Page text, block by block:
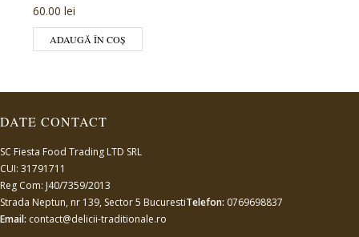
60.00 lei
ADAUGĂ ÎN COȘ
DATE CONTACT
SC Fiesta Food Trading LTD SRL
CUI: 31791711
Reg Com: J40/7359/2013
Strada Neptun, nr 139, Sector 5 BucurestiTelefon: 0769698837
Email: contact@delicii-traditionale.ro